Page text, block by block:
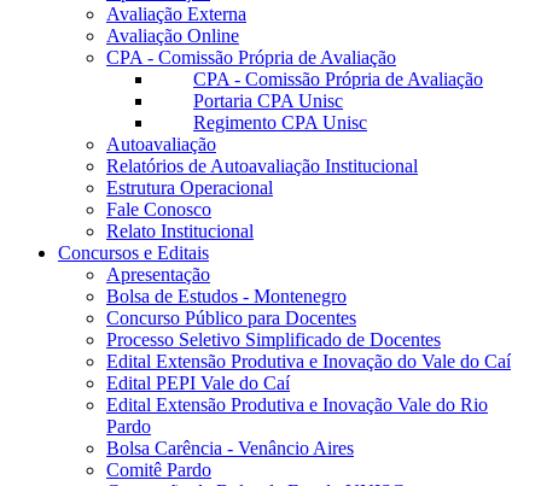
Avaliação Externa
Avaliação Online
CPA - Comissão Própria de Avaliação
CPA - Comissão Própria de Avaliação
Portaria CPA Unisc
Regimento CPA Unisc
Autoavaliação
Relatórios de Autoavaliação Institucional
Estrutura Operacional
Fale Conosco
Relato Institucional
Concursos e Editais
Apresentação
Bolsa de Estudos - Montenegro
Concurso Público para Docentes
Processo Seletivo Simplificado de Docentes
Edital Extensão Produtiva e Inovação do Vale do Caí
Edital PEPI Vale do Caí
Edital Extensão Produtiva e Inovação Vale do Rio
Pardo
Bolsa Carência - Venâncio Aires
Comitê Pardo